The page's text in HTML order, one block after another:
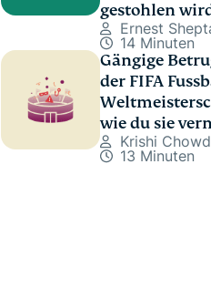
gestohlen
Ernest
14 Minuten
Gängige
der FIFA
wie du sie
Krishi
13 Minuten